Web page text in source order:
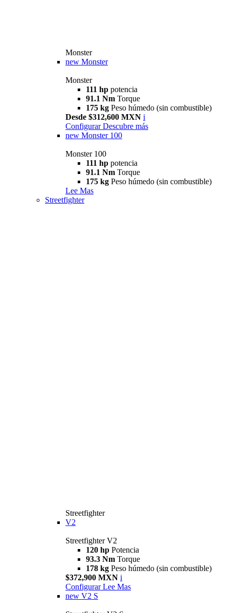
Monster
new Monster
Monster
111 hp potencia
91.1 Nm Torque
175 kg Peso húmedo (sin combustible)
Desde $312,600 MXN i
Configurar Descubre más
new Monster 100
Monster 100
111 hp potencia
91.1 Nm Torque
175 kg Peso húmedo (sin combustible)
Lee Mas
Streetfighter
Streetfighter
V2
Streetfighter V2
120 hp Potencia
93.3 Nm Torque
178 kg Peso húmedo (sin combustible)
$372,900 MXN i
Configurar Lee Mas
new V2 S